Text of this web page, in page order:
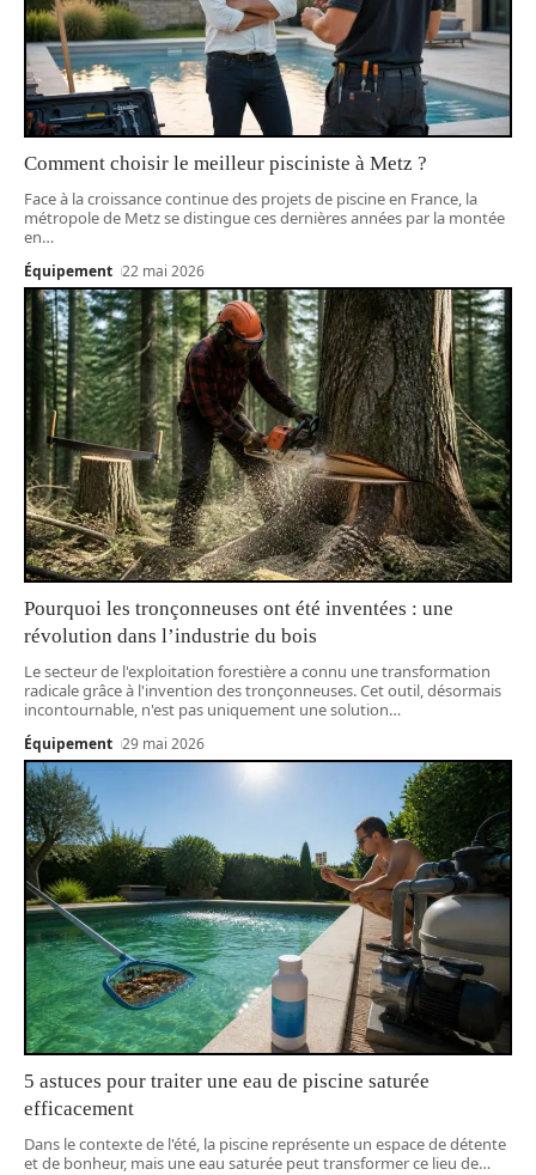
Comment choisir le meilleur pisciniste à Metz ?
Face à la croissance continue des projets de piscine en France, la
métropole de Metz se distingue ces dernières années par la montée
en…
Équipement 22 mai 2026
Pourquoi les tronçonneuses ont été inventées : une
révolution dans l’industrie du bois
Le secteur de l'exploitation forestière a connu une transformation
radicale grâce à l'invention des tronçonneuses. Cet outil, désormais
incontournable, n'est pas uniquement une solution…
Équipement 29 mai 2026
5 astuces pour traiter une eau de piscine saturée
efficacement
Dans le contexte de l'été, la piscine représente un espace de détente
et de bonheur, mais une eau saturée peut transformer ce lieu de…